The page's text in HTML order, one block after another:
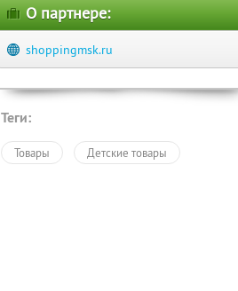
О партнере:
shoppingmsk.ru
Теги:
Товары Детские товары